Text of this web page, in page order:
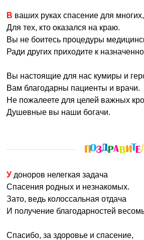
В ваших руках спасение для многих,
Для тех, кто оказался на краю.
Вы не боитесь процедуры
Ради других приходите к
Вы настоящие для нас кумиры и
Вам благодарны пациенты и врачи.
Не пожалеете для целей важных
Душевные вы наши богачи.
У доноров нелегкая задача
Спасения родных и незнакомых.
Зато, ведь колоссальная отдача
И получение благодарностей
Спасибо, за здоровье и спасение,